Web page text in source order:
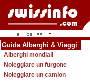
Guida Alberghi & Viaggi
Alberghi mondiali
Noleggiare un furgone
Noleggiare un camion